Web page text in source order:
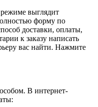
выглядит
форму по
доставки, оплаты,
к заказу написать
вас найти. Нажмите
В интернет-